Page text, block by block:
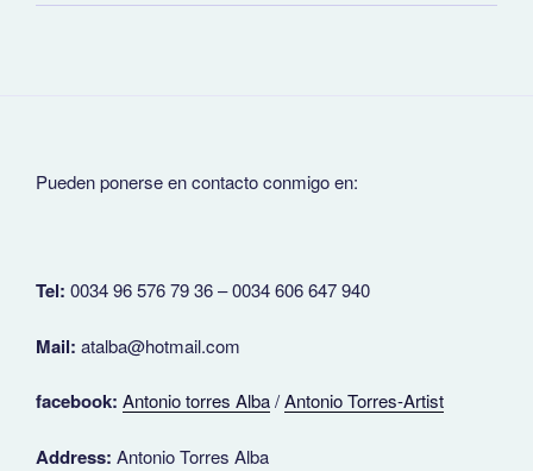
Pueden ponerse en contacto conmigo en:
Tel: 0034 96 576 79 36 – 0034 606 647 940
Mail: atalba@hotmail.com
facebook: Antonio torres Alba/Antonio Torres-Artist
Address: Antonio Torres Alba